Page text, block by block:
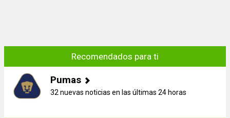
Recomendados para ti
Pumas
32 nuevas noticias en las últimas 24 horas